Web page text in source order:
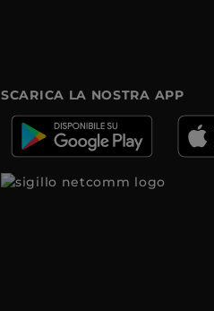
SCARICA LA NOSTRA APP